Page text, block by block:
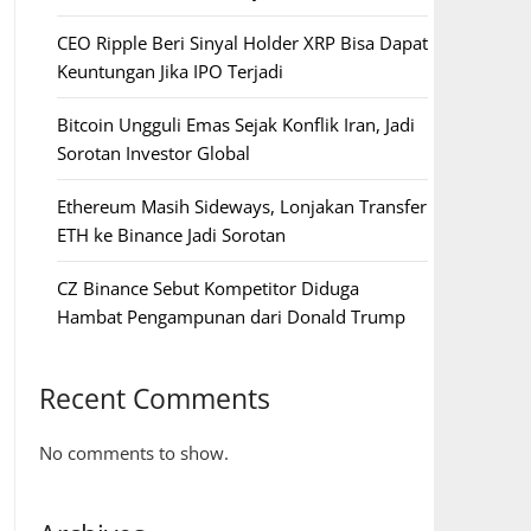
CEO Ripple Beri Sinyal Holder XRP Bisa Dapat
Keuntungan Jika IPO Terjadi
Bitcoin Ungguli Emas Sejak Konflik Iran, Jadi
Sorotan Investor Global
Ethereum Masih Sideways, Lonjakan Transfer
ETH ke Binance Jadi Sorotan
CZ Binance Sebut Kompetitor Diduga
Hambat Pengampunan dari Donald Trump
Recent Comments
No comments to show.